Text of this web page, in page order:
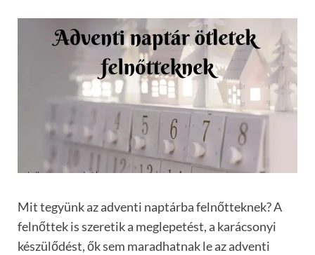
Mit tegyünk az adventi naptárba felnőtteknek? A
felnőttek is szeretik a meglepetést, a karácsonyi
készülődést, ők sem maradhatnak le az adventi